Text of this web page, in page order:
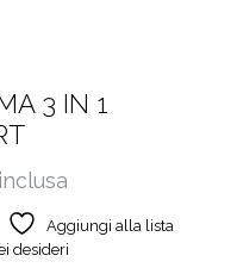
3 IN 1
Aggiungi alla lista
desideri